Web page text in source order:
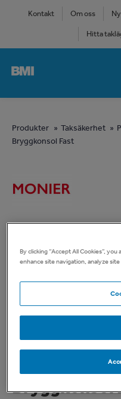
content
Kontakt Om oss
Hitta
navigation
You
are
Produkter Taksäkerhet
Bryggkonsol Fast
Bryggkonsol
By clicking “Accept All Cookies”,
enhance site navigation, analyze